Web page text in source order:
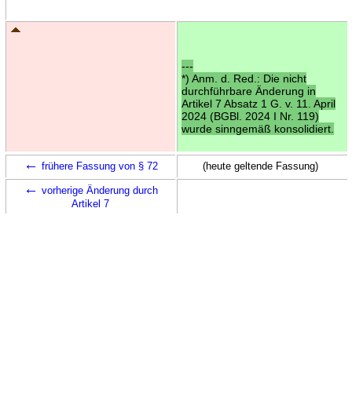
---
*) Anm. d. Red.: Die nicht
durchführbare Änderung in
Artikel 7 Absatz 1 G. v. 11. April
2024 (BGBl. 2024 I Nr. 119)
wurde sinngemäß konsolidiert.
← frühere Fassung von § 72 (heute geltende Fassung)
← vorherige Änderung durch
Artikel 7